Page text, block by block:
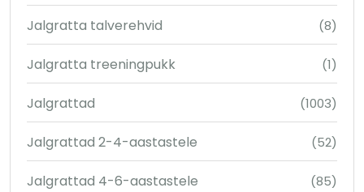
Jalgratta talverehvid (8)
Jalgratta treeningpukk (1)
Jalgrattad (1003)
Jalgrattad 2-4-aastastele (52)
Jalgrattad 4-6-aastastele (85)